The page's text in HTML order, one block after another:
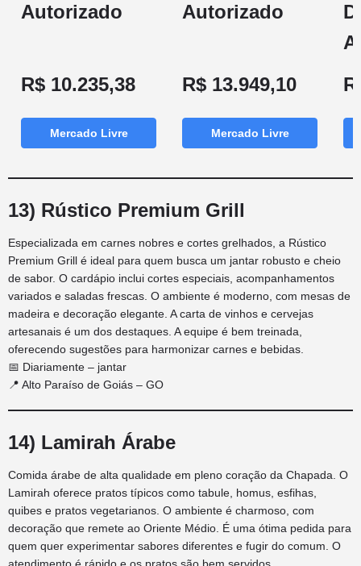
Autorizado
R$ 10.235,38
Mercado Livre
Autorizado
R$ 13.949,10
Mercado Livre
13) Rústico Premium Grill
Especializada em carnes nobres e cortes grelhados, a Rústico
Premium Grill é ideal para quem busca um jantar robusto e cheio
de sabor. O cardápio inclui cortes especiais, acompanhamentos
variados e saladas frescas. O ambiente é moderno, com mesas de
madeira e decoração elegante. A carta de vinhos e cervejas
artesanais é um dos destaques. A equipe é bem treinada,
oferecendo sugestões para harmonizar carnes e bebidas.
📅 Diariamente – jantar
📍 Alto Paraíso de Goiás – GO
14) Lamirah Árabe
Comida árabe de alta qualidade em pleno coração da Chapada. O
Lamirah oferece pratos típicos como tabule, homus, esfihas,
quibes e pratos vegetarianos. O ambiente é charmoso, com
decoração que remete ao Oriente Médio. É uma ótima pedida para
quem quer experimentar sabores diferentes e fugir do comum. O